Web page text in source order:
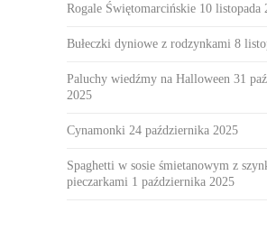
Rogale Świętomarcińskie 10 listopada
Bułeczki dyniowe z rodzynkami 8
Paluchy wiedźmy na Halloween 31
2025
Cynamonki 24 października 2025
Spaghetti w sosie śmietanowym z
pieczarkami 1 października 2025